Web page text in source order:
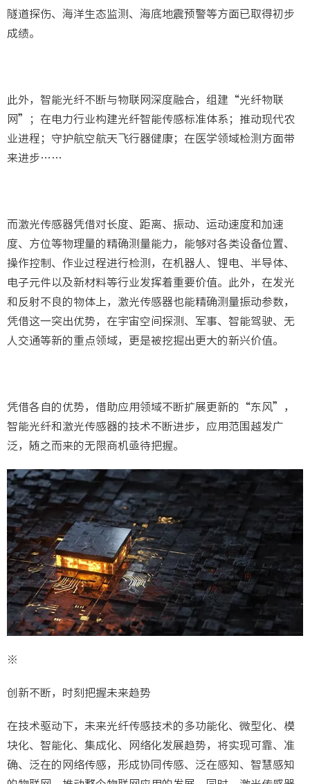
隧道探伤、海洋生态监测、海底地震预警等方面已取得初步
成绩。
此外，智能光纤不断与物联网深度融合，组建“光纤物联
网”；在电力行业构建光纤智能传感标准体系；推动现代农
业进程；守护航空航天飞行器健康；在医学领域检测方面带
来进步……
而激光传感器凭借对长度、距离、振动、运动速度和加速
度、方位等物理量的精确测量能力，能够对各类设备位置、
操作控制、作业过程进行检测，在机器人、锂电、半导体、
电子元件以及新材料等行业发挥着重要价值。此外，在发光
和反射不良的物体上，激光传感器也能精确测量振动参数，
凭借这一突出优势，在宇宙空间探测、军事、智能驾驶、无
人交通等新的重点领域，更是被挖掘出更大的新兴价值。
凭借各自的优势，借助应用领域不断扩展更新的“东风”，
智能光纤和激光传感器的技术不断进步，应用范围越发广
泛，随之而来的无限商机亟待把握。
※
创新不断，时刻把握未来趋势
在技术驱动下，未来光纤传感技术的多功能化、微型化、模
块化、智能化、集成化、网络化发展趋势，将实现可靠、准
确、泛在的网络传感，形成协同传感、泛在感知、智慧感知